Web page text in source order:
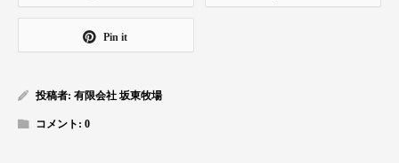
Pin it
投稿者: 有限会社 坂東牧場
コメント: 0